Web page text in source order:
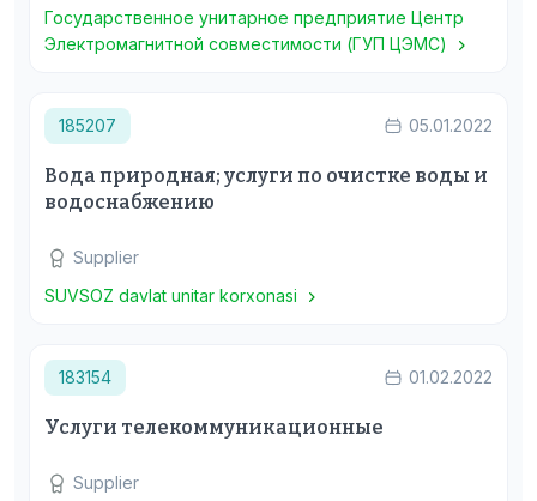
Государственное унитарное предприятие Центр
Электромагнитной совместимости (ГУП ЦЭМС)
185207 05.01.2022
Вода природная; услуги по очистке воды и
водоснабжению
Supplier
SUVSOZ davlat unitar korxonasi
183154 01.02.2022
Услуги телекоммуникационные
Supplier